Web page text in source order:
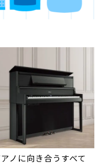
ノに向き合うすべて